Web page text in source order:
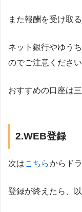
また報酬を受け取
ネット銀行やゆう
のでご注意ください
おすすめの口座は
2.WEB登録
次はこちらからド
登録が終えたら、